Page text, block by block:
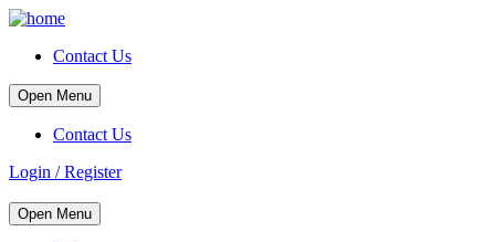
Contact Us
Open Menu
Contact Us
Login / Register
Open Menu